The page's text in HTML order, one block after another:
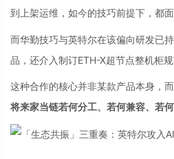
到上架运维，如今的技巧前提下，都
而华勤技巧与英特尔在该偏向研发已
品，还介入制订ETH-X超节点整机柜规
这种合作的核心并非某款产品本身，
将来家当链若何分工、若何兼容、若何